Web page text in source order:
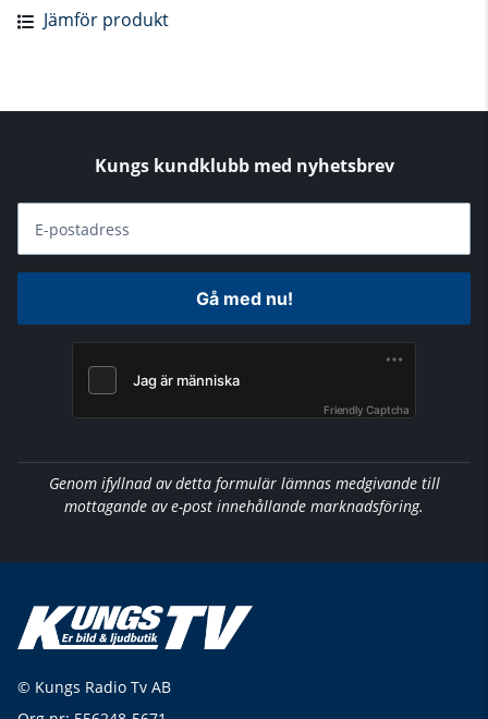
Jämför produkt
Kungs kundklubb med nyhetsbrev
E-postadress
Gå med nu!
Friendly Captcha
Genom ifyllnad av detta formulär lämnas medgivande till
mottagande av e-post innehållande marknadsföring.
© Kungs Radio Tv AB